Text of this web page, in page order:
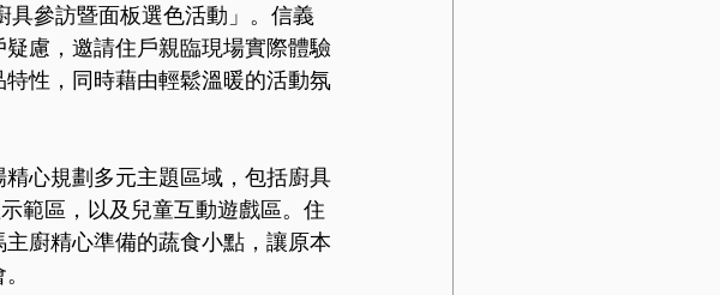
具參訪暨面板選色活動」。信義
慮，邀請住戶親臨現場實際體驗
性，同時藉由輕鬆溫暖的活動氛
心規劃多元主題區域，包括廚具
範區，以及兒童互動遊戲區。住
廚精心準備的蔬食小點，讓原本